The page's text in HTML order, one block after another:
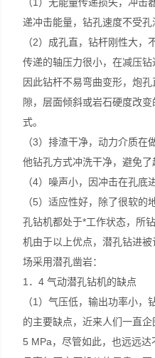
递冲击能量，钻孔速度不受孔
（2）成孔直，钻杆刚性大
传递的轴压力很小，在减压钻
因此钻杆不易弯曲变形，炮
隙，层面倾斜或岩石硬度改
式。
（3）排渣干净，动力介质
他钻孔方式冲洗干净，避免了
（4）噪声小，因冲击在孔底
（5）适应性好，除了很软
孔钻机都处于*工作状态，所
机由于以上优点，潜孔钻进
场采用潜孔凿岩：
1．4 气动潜孔钻机的缺点
（1）气压低，输出功率小
的主要缺点，近来人们一直企
5 MPa，尽管如此，也远远